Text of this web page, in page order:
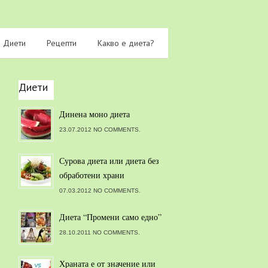
Диети Рецепти Какво е диета?
Диети
Динена моно диета
23.07.2012 NO COMMENTS.
Сурова диета или диета без
обработени храни
07.03.2012 NO COMMENTS.
Диета “Промени само едно”
28.10.2011 NO COMMENTS.
Храната е от значение или